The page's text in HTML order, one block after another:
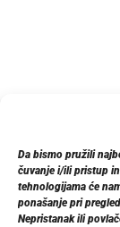
Da bismo pružili
čuvanje i/ili pristup
tehnologijama će
ponašanje pri
Nepristanak ili